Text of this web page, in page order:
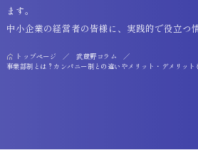
トップページ
武蔵野コラム
事業部制とは？カンパニー制との違いやメリット・デメリッ
ます。
中小企業の経営者の皆様に、実践的で役立つ